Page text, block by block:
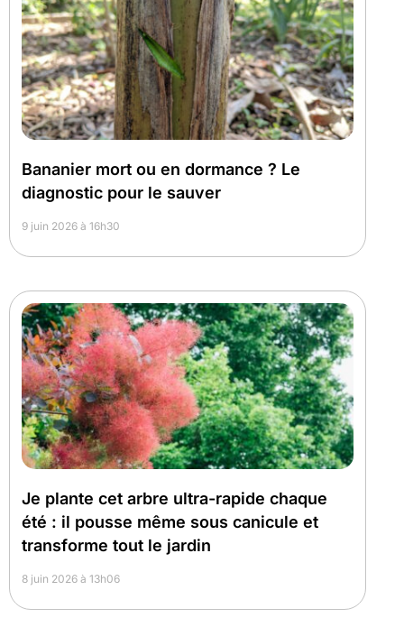
Bananier mort ou en dormance ? Le
diagnostic pour le sauver
9 juin 2026 à 16h30
Je plante cet arbre ultra-rapide chaque
été : il pousse même sous canicule et
transforme tout le jardin
8 juin 2026 à 13h06